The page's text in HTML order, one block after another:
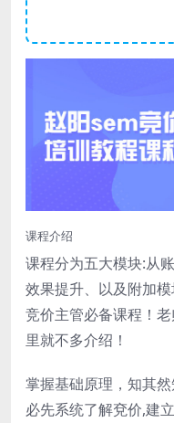
课程介绍
课程分为五大模块:从
效果提升、以及附加
竞价主管必备课程！
里就不多介绍！
掌握基础原理，知其
必先系统了解兗价,建